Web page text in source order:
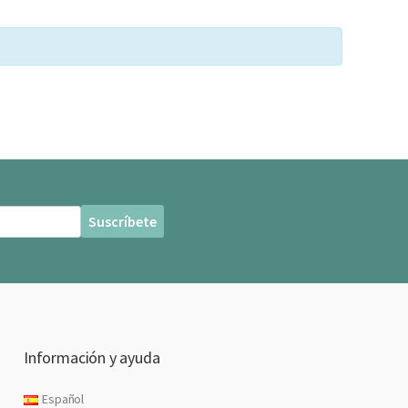
Información y ayuda
Español